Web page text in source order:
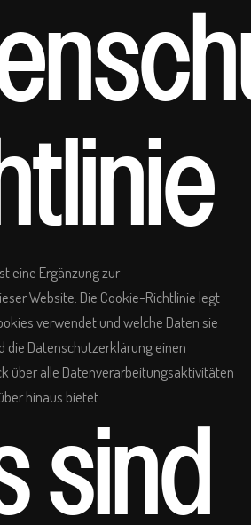
eine Ergänzung zur
Website. Die Cookie-Richtlinie legt
verwendet und welche Daten sie
die Datenschutzerklärung einen
über alle Datenverarbeitungsaktivitäten
hinaus bietet.
sind